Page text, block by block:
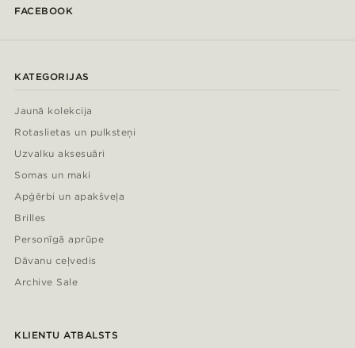
FACEBOOK
KATEGORIJAS
Jaunā kolekcija
Rotaslietas un pulksteņi
Uzvalku aksesuāri
Somas un maki
Apģērbi un apakšveļa
Brilles
Personīgā aprūpe
Dāvanu ceļvedis
Archive Sale
KLIENTU ATBALSTS